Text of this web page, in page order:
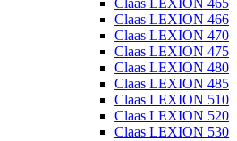
Claas LEXION 465
Claas LEXION 466
Claas LEXION 470
Claas LEXION 475
Claas LEXION 480
Claas LEXION 485
Claas LEXION 510
Claas LEXION 520
Claas LEXION 530